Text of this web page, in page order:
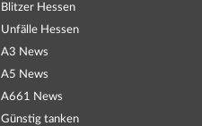
Blitzer Hessen
Unfälle Hessen
A3 News
A5 News
A661 News
Günstig tanken